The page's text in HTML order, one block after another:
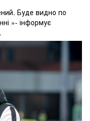
Буде видно по
»- інформує